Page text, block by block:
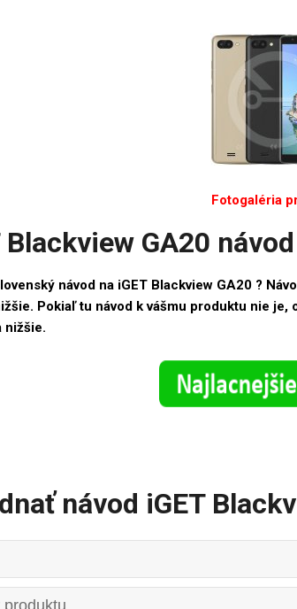
Fotogaléria
Blackview GA20
návod na iGET Blackview GA20 ?
Pokiaľ tu návod k vášmu produktu nie
nižšie.
návod iGET